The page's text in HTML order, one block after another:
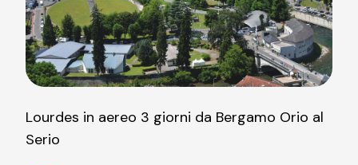
Lourdes in aereo 3 giorni da Bergamo Orio al
Serio